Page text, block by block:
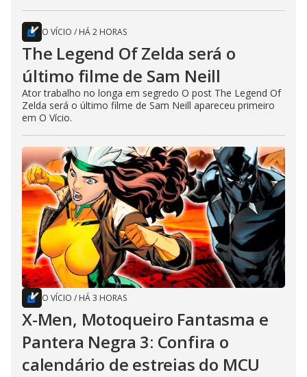
O VÍCIO / HÁ 2 HORAS
The Legend Of Zelda será o
último filme de Sam Neill
Ator trabalho no longa em segredo O post The Legend Of
Zelda será o último filme de Sam Neill apareceu primeiro
em O Vício.
O VÍCIO / HÁ 3 HORAS
X-Men, Motoqueiro Fantasma e
Pantera Negra 3: Confira o
calendário de estreias do MCU